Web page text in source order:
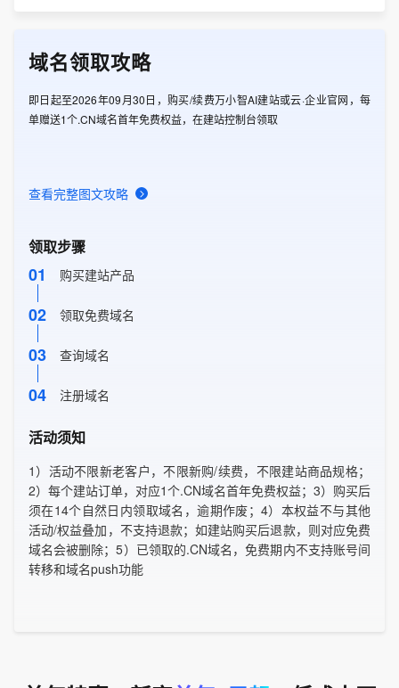
域名领取攻略
即日起至2026年09月30日，购买/续费万小智AI建站或云·企业官网，每
单赠送1个.CN域名首年免费权益，在建站控制台领取
查看完整图文攻略
领取步骤
01 购买建站产品
02 领取免费域名
03 查询域名
04 注册域名
活动须知
1）活动不限新老客户，不限新购/续费，不限建站商品规格；
2）每个建站订单，对应1个.CN域名首年免费权益；3）购买后
须在14个自然日内领取域名，逾期作废；4）本权益不与其他
活动/权益叠加，不支持退款；如建站购买后退款，则对应免费
域名会被删除；5）已领取的.CN域名，免费期内不支持账号间
转移和域名push功能